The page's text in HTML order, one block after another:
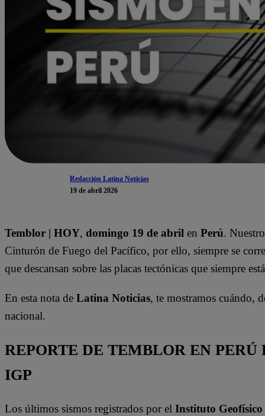
Redacción Latina Noticias
19 de abril 2026
Temblor | HOY, domingo 19 de abril en Perú.
Cinturón de Fuego del Pacífico, por ello, siempre se
que descansan sobre las placas tectónicas que siempre
En esta nota de Latina Noticias, te mostramos cuándo,
nacional.
REPORTE DE TEMBLOR EN PERÚ
IGP
Los últimos sismos registrados por el Instituto